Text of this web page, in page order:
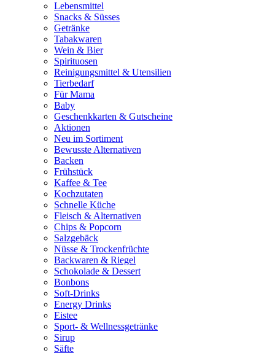
Lebensmittel
Snacks & Süsses
Getränke
Tabakwaren
Wein & Bier
Spirituosen
Reinigungsmittel & Utensilien
Tierbedarf
Für Mama
Baby
Geschenkkarten & Gutscheine
Aktionen
Neu im Sortiment
Bewusste Alternativen
Backen
Frühstück
Kaffee & Tee
Kochzutaten
Schnelle Küche
Fleisch & Alternativen
Chips & Popcorn
Salzgebäck
Nüsse & Trockenfrüchte
Backwaren & Riegel
Schokolade & Dessert
Bonbons
Soft-Drinks
Energy Drinks
Eistee
Sport- & Wellnessgetränke
Sirup
Säfte